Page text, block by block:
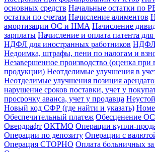
основных средств Начальные остатки по
остатки по счетам Начисление алиментов
амортизации ОС и НМА Начисление
зарплаты Начисление и оплата патента
НДФЛ для иностранных работников НДФЛ
Недоимка, штрафы, пени по налогам и
Незавершенное производство (оценка при
продукции) Неотделимые улучшения в
Неотделимые улучшения позиция
нарушение сроков поставки, учет у
просрочку аванса, учет у продавца
Новый код СФР (где найти и указать)
Обеспечительный платеж Обесценение ОС
Овердрафт ОКТМО Операции купли-
Операции по депозиту Операции с
Операция СТОРНО Оплата больничных